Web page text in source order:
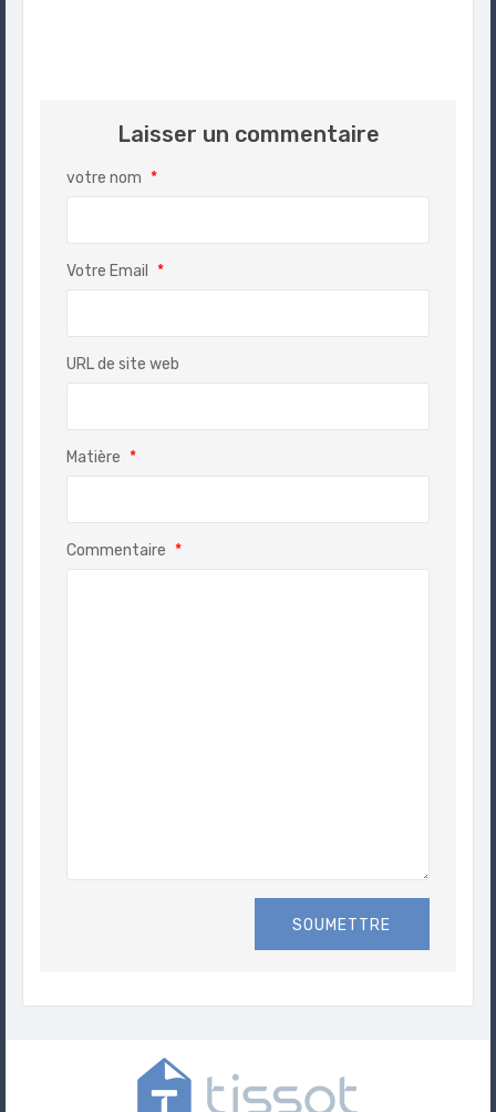
Laisser un commentaire
votre nom *
Votre Email *
URL de site web
Matière *
Commentaire *
SOUMETTRE